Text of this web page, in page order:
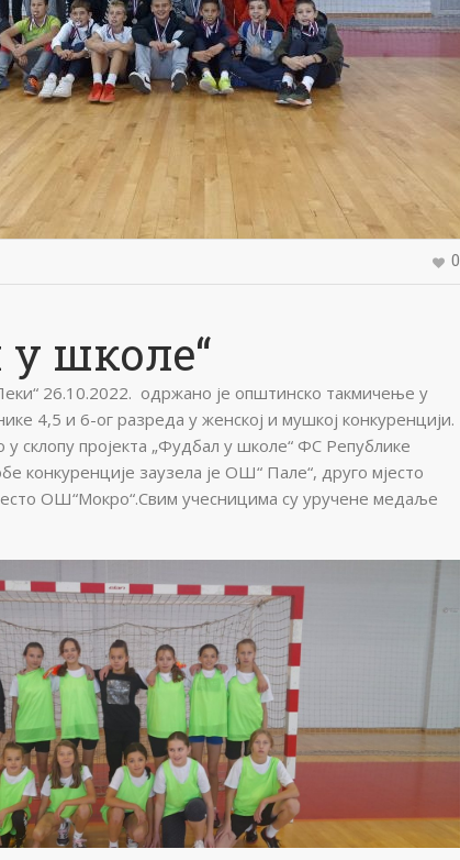
0
у школе“
26.10.2022. одржано је општинско такмичење у
4,5 и 6-ог разреда у женској и мушкој конкуренцији.
склопу пројекта „Фудбал у школе“ ФС Републике
конкуренције заузела је ОШ“ Пале“, друго мјесто
ОШ“Мокро“.Свим учесницима су уручене медаље